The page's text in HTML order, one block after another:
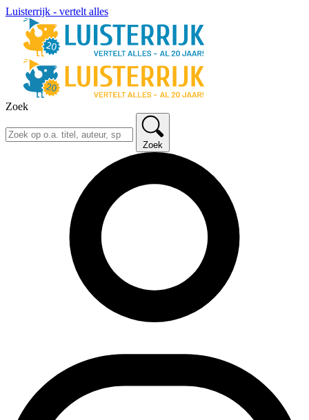
Luisterrijk - vertelt alles
Zoek
Zoek